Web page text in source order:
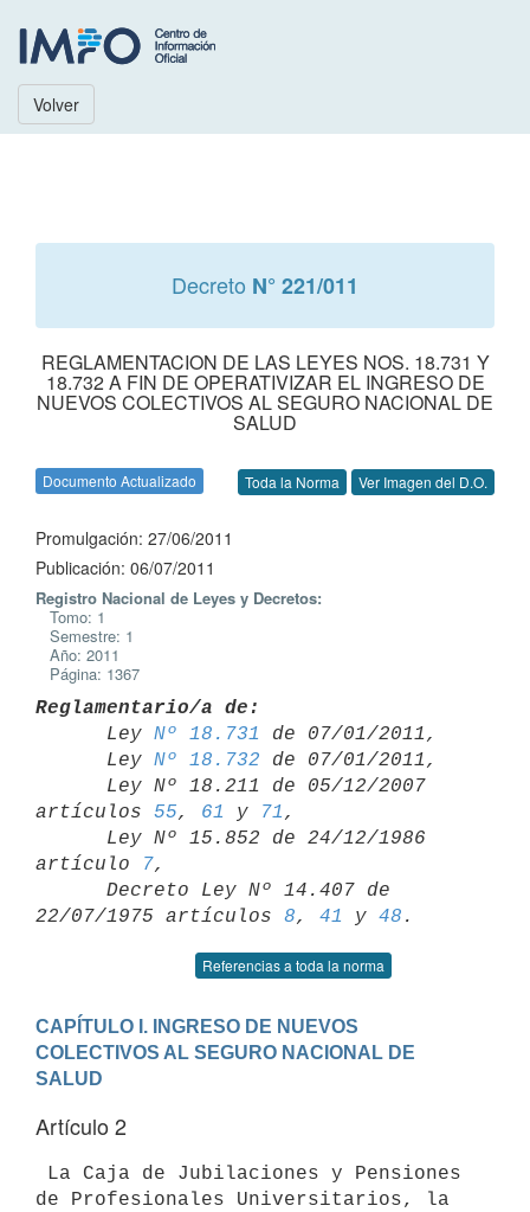
Volver
Decreto N° 221/011
REGLAMENTACION DE LAS LEYES NOS. 18.731 Y
18.732 A FIN DE OPERATIVIZAR EL INGRESO DE
NUEVOS COLECTIVOS AL SEGURO NACIONAL DE
SALUD
Documento Actualizado Toda la Norma Ver Imagen del D.O.
Promulgación: 27/06/2011
Publicación: 06/07/2011
Registro Nacional de Leyes y Decretos:
Tomo: 1
Semestre: 1
Año: 2011
Página: 1367
Reglamentario/a de:
Ley Nº 18.731
de 07/01/2011,
      Ley
Nº 18.732 de 07/01/2011,
artículos 55, 61 y 71 ,
artículo
7,
22/07/1975 artículos 8, 41 y 48
Referencias a toda la norma
CAPÍTULO I. INGRESO DE NUEVOS
COLECTIVOS AL SEGURO NACIONAL DE
SALUD
Artículo 2
de Profesionales Universitarios, la